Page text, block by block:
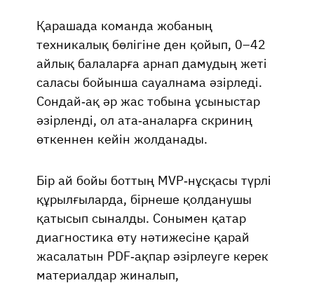
Қарашада команда жобаның
техникалық бөлігіне ден қойып, 0–42
айлық балаларға арнап дамудың жеті
саласы бойынша сауалнама әзірледі.
Сондай-ақ әр жас тобына ұсыныстар
әзірленді, ол ата-аналарға скриниң
өткеннен кейін жолданады.
Бір ай бойы боттың MVP-нұсқасы түрлі
құрылғыларда, бірнеше қолданушы
қатысып сыналды. Сонымен қатар
диагностика өту нәтижесіне қарай
жасалатын PDF-ақпар әзірлеуге керек
материалдар жиналып,